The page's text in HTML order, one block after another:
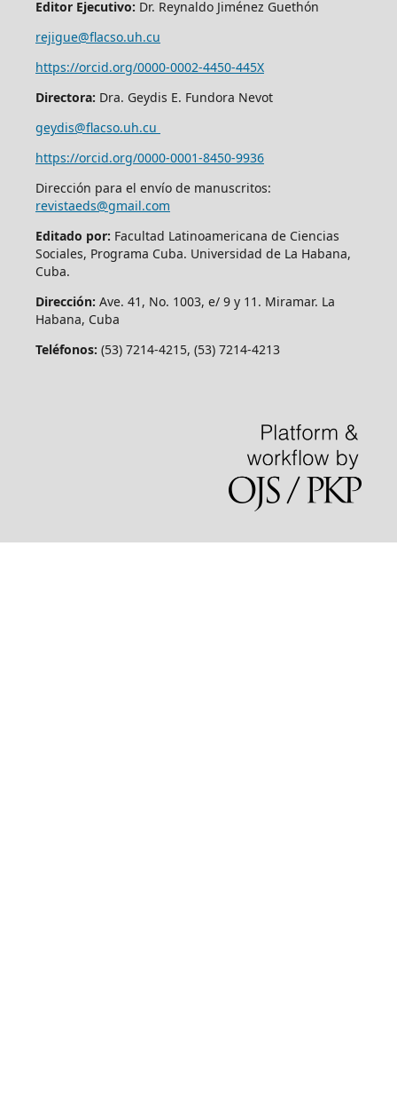
Editor Ejecutivo: Dr. Reynaldo Jiménez Guethón
rejigue@flacso.uh.cu
https://orcid.org/0000-0002-4450-445X
Directora: Dra. Geydis E. Fundora Nevot
geydis@flacso.uh.cu
https://orcid.org/0000-0001-8450-9936
Dirección para el envío de manuscritos:
revistaeds@gmail.com
Editado por: Facultad Latinoamericana de Ciencias
Sociales, Programa Cuba. Universidad de La Habana,
Cuba.
Dirección: Ave. 41, No. 1003, e/ 9 y 11. Miramar. La
Habana, Cuba
Teléfonos: (53) 7214-4215, (53) 7214-4213